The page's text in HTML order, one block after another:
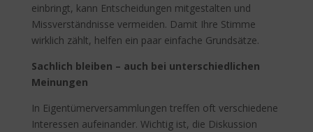
einbringt, kann Entscheidungen mitgestalten und
Missverständnisse vermeiden. Damit Ihre Stimme
wirklich zählt, helfen ein paar einfache Grundsätze.
Sachlich bleiben – auch bei unterschiedlichen
Meinungen
In Eigentümerversammlungen treffen oft verschiedene
Interessen aufeinander. Wichtig ist, die Diskussion